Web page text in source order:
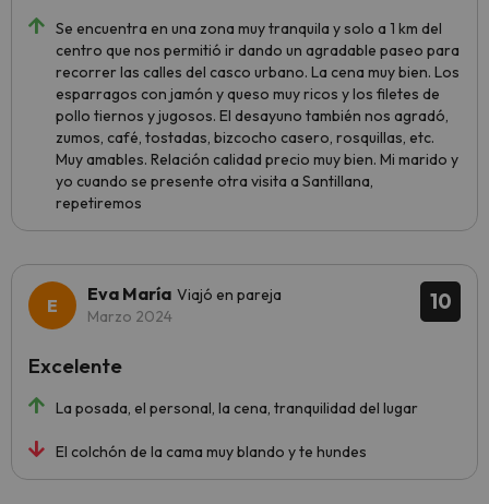
Se encuentra en una zona muy tranquila y solo a 1 km del
centro que nos permitió ir dando un agradable paseo para
recorrer las calles del casco urbano. La cena muy bien. Los
esparragos con jamón y queso muy ricos y los filetes de
pollo tiernos y jugosos. El desayuno también nos agradó,
zumos, café, tostadas, bizcocho casero, rosquillas, etc.
Muy amables. Relación calidad precio muy bien. Mi marido y
yo cuando se presente otra visita a Santillana,
repetiremos
10
Eva María Viajó en pareja
Marzo 2024
La posada, el personal, la cena, tranquilidad del lugar
El colchón de la cama muy blando y te hundes
Excelente